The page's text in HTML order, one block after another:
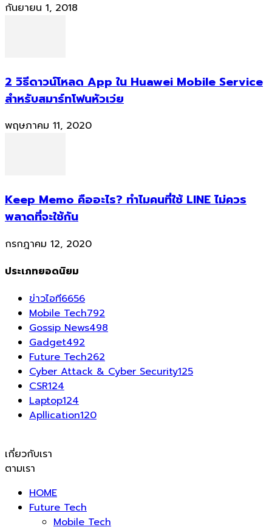
กันยายน 1, 2018
2 วิธีดาวน์โหลด App ใน Huawei Mobile Service
สำหรับสมาร์ทโฟนหัวเว่ย
พฤษภาคม 11, 2020
Keep Memo คืออะไร? ทำไมคนที่ใช้ LINE ไม่ควร
พลาดที่จะใช้กัน
กรกฎาคม 12, 2020
ประเภทยอดนิยม
ข่าวไอที6656
Mobile Tech792
Gossip News498
Gadget492
Future Tech262
Cyber Attack & Cyber Security125
CSR124
Laptop124
Apllication120
เกี่ยวกับเรา
ตามเรา
HOME
Future Tech
Mobile Tech